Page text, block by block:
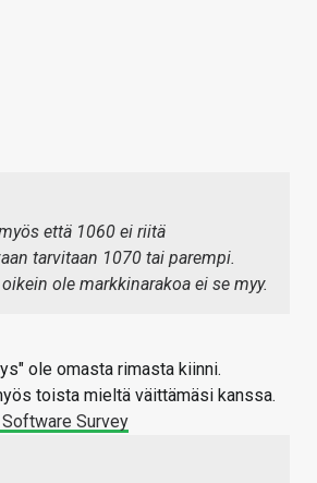
että 1060 ei riitä
tarvitaan 1070 tai parempi.
ole markkinarakoa ei se myy.
ole omasta rimasta kiinni.
toista mieltä väittämäsi kanssa.
Survey